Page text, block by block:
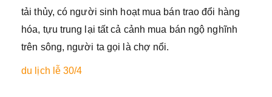
tải thủy, có người sinh hoạt mua bán trao đổi hàng
hóa, tựu trung lại tất cả cảnh mua bán ngộ nghĩnh
trên sông, người ta gọi là chợ nổi.
du lịch lễ 30/4